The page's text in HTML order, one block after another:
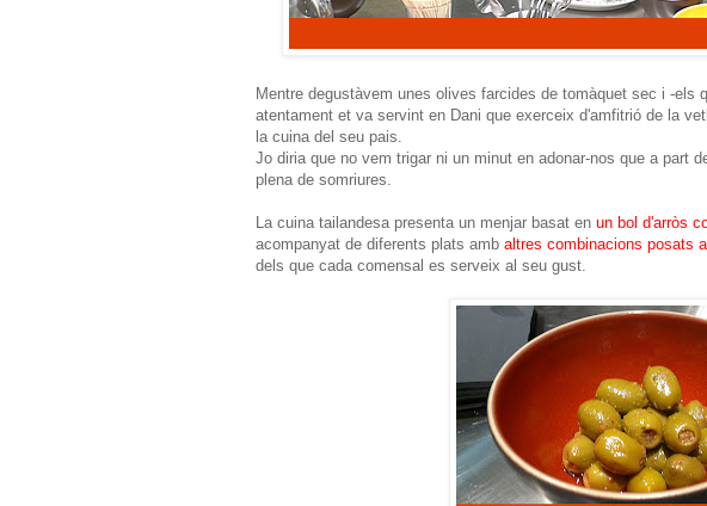
Mentre degustàvem unes olives farcides de tomàquet sec i -els
atentament et va servint en Dani que exerceix d'amfitrió de la
la cuina del seu pais.
Jo diria que no vem trigar ni un minut en adonar-nos que a part
plena de somriures.
La cuina tailandesa presenta un menjar basat en un bol d'arròs
acompanyat de diferents plats amb altres combinacions posats
dels que cada comensal es serveix al seu gust.